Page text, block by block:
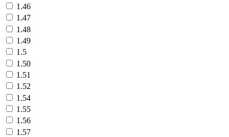
1.46
1.47
1.48
1.49
1.5
1.50
1.51
1.52
1.54
1.55
1.56
1.57